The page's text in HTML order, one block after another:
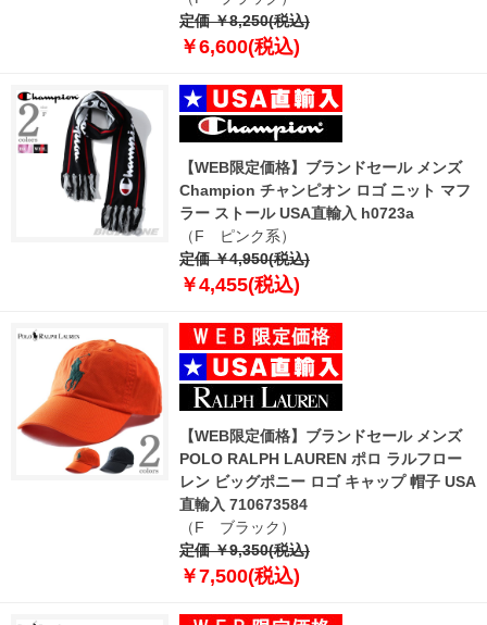
定価 ￥8,250(税込)
￥6,600(税込)
【WEB限定価格】ブランドセール メンズ
Champion チャンピオン ロゴ ニット マフ
ラー ストール USA直輸入 h0723a
（F ピンク系）
定価 ￥4,950(税込)
￥4,455(税込)
【WEB限定価格】ブランドセール メンズ
POLO RALPH LAUREN ポロ ラルフロー
レン ビッグポニー ロゴ キャップ 帽子 USA
直輸入 710673584
（F ブラック）
定価 ￥9,350(税込)
￥7,500(税込)